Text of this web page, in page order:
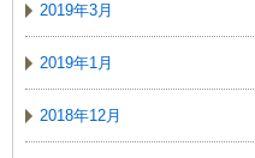
2019年3月
2019年1月
2018年12月